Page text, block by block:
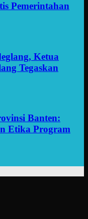
Pemerintahan
Ketua
Tegaskan
Banten:
Etika Program